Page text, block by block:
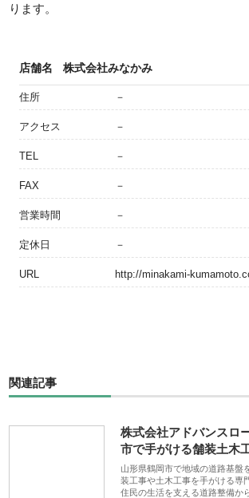
ります。
店舗名 株式会社みなかみ
住所 －
アクセス －
TEL －
FAX －
営業時間 －
定休日 －
URL http://minakami-
関連記事
株式会社アドバンスロ
市で手がける舗装土木
山形県鶴岡市で地域の道路基盤
装工事や土木工事を手がける専
住民の生活を支える道路整備か